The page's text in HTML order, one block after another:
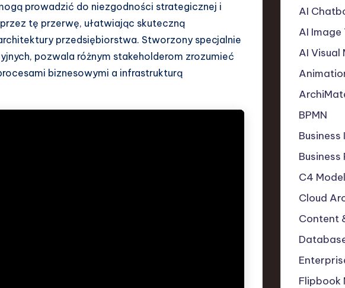
prowadzić do niezgodności strategicznej i
tę przerwę, ułatwiając skuteczną
przedsiębiorstwa. Stworzony specjalnie
pozwala różnym stakeholderom zrozumieć
biznesowymi a infrastrukturą
AI
AI
AI Visual
BPMN
C4 Model
Cloud
Content
Flipbook